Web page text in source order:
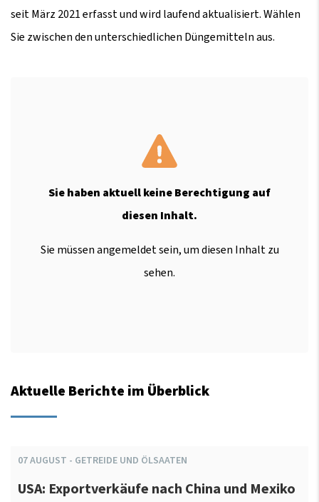
seit März 2021 erfasst und wird laufend aktualisiert. Wählen
Sie zwischen den unterschiedlichen Düngemitteln aus.
Sie haben aktuell keine Berechtigung auf
diesen Inhalt.
Sie müssen angemeldet sein, um diesen Inhalt zu
sehen.
Aktuelle Berichte im Überblick
07AUGUST - GETREIDE UND ÖLSAATEN
USA: Exportverkäufe nach China und Mexiko